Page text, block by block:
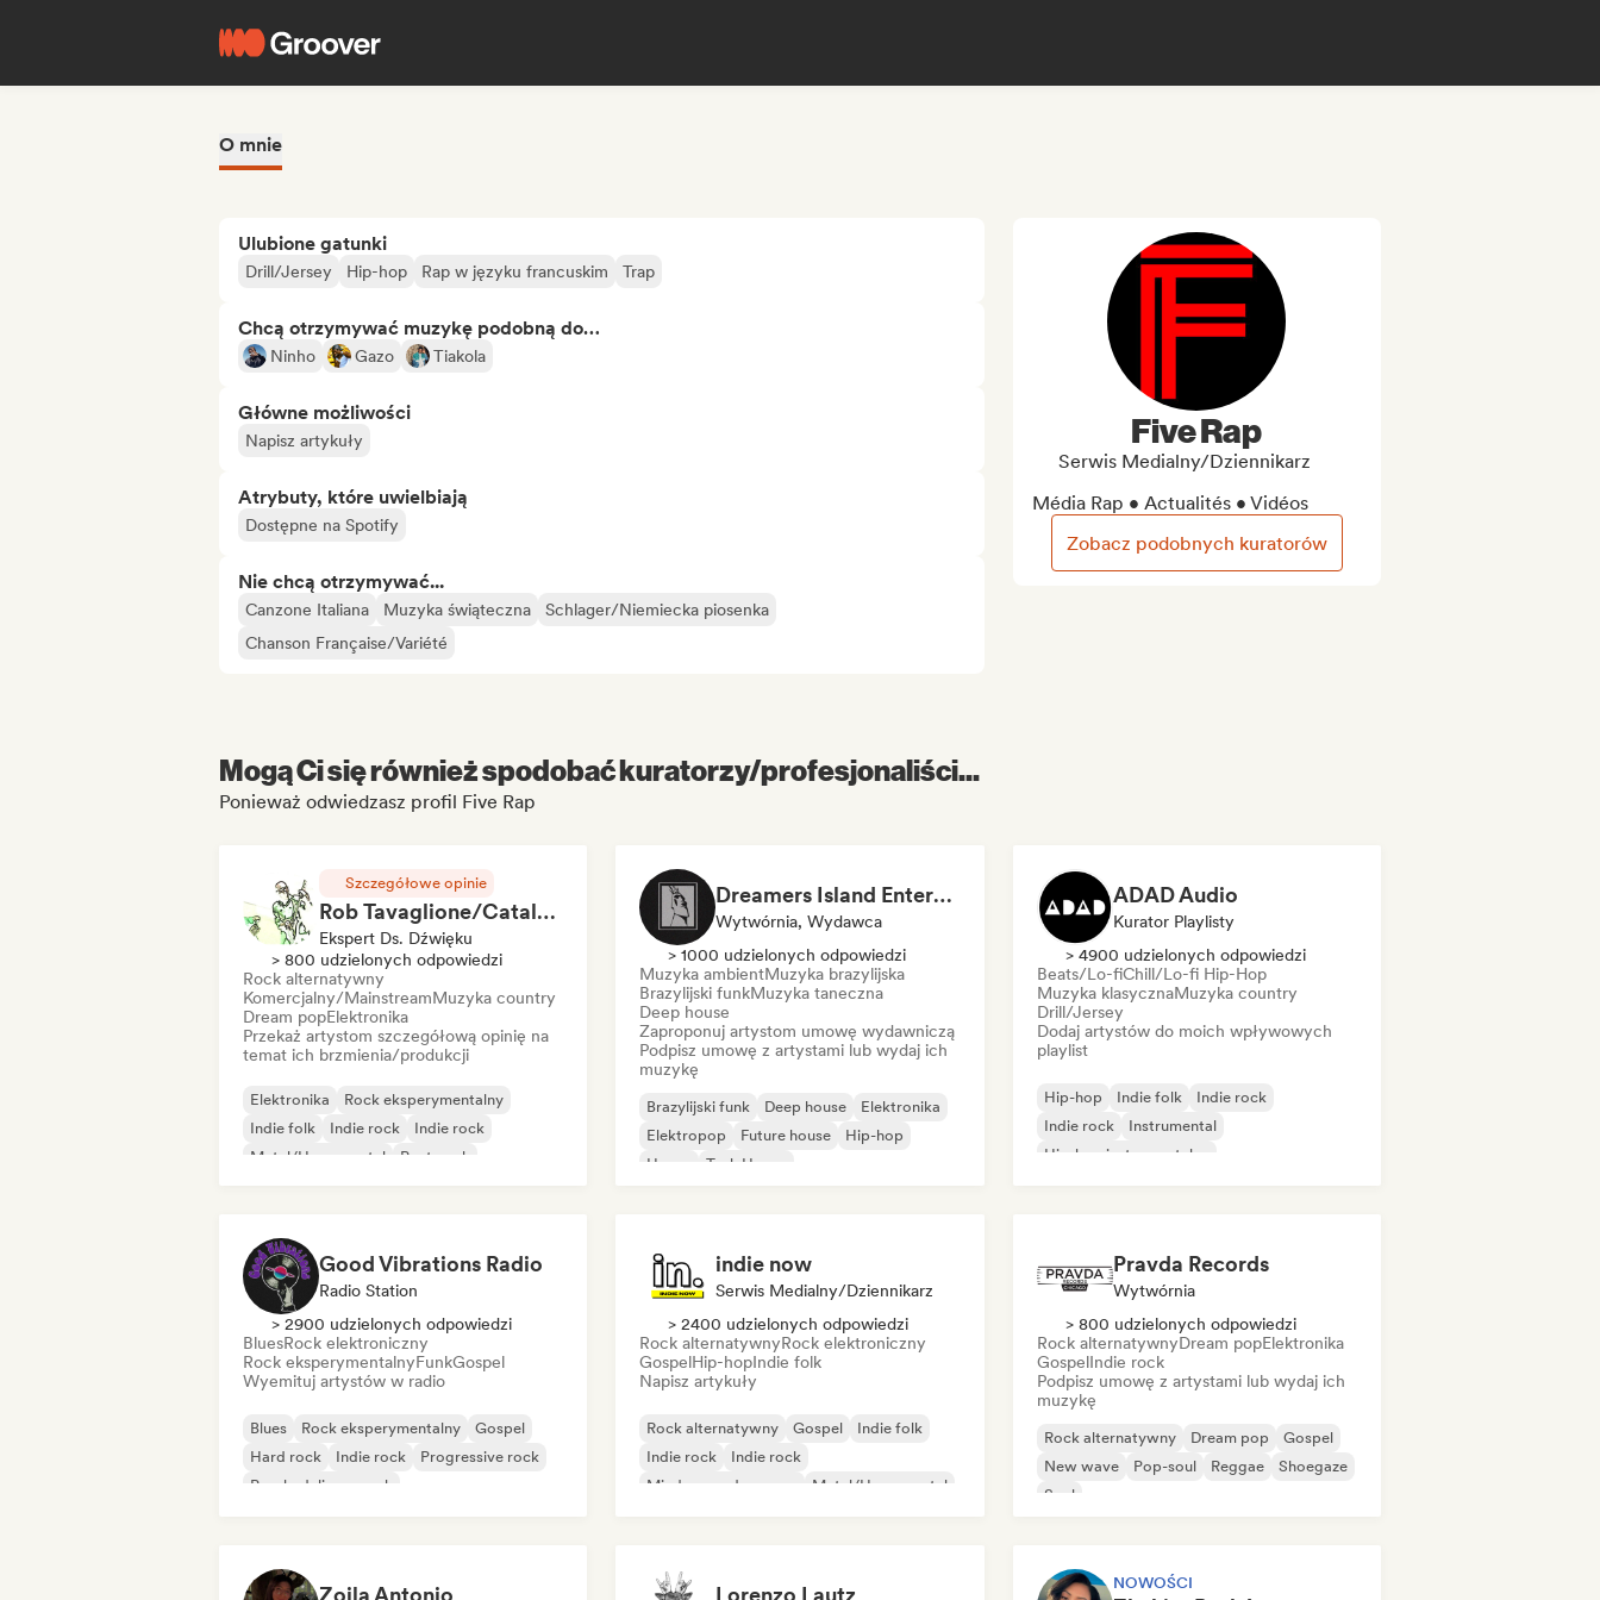
O mnie
Ulubione gatunki
Drill/Jersey Hip-hop Rap w języku francuskim Trap
Chcą otrzymywać muzykę podobną do…
Ninho Gazo Tiakola
Główne możliwości
Napisz artykuły
Atrybuty, które uwielbiają
Dostępne na Spotify
Nie chcą otrzymywać...
Canzone Italiana Muzyka świąteczna
Schlager/Niemiecka piosenka
Chanson Française/Variété
Five Rap
Serwis Medialny/Dziennikarz
Média Rap • Actualités • Vidéos
Zobacz podobnych kuratorów
Mogą Ci się również spodobać kuratorzy/profesjonaliści...
Ponieważ odwiedzasz profil Five Rap
Szczegółowe opinie
Rob Tavaglione/Catalyst Recording
Ekspert Ds. Dźwięku
> 800 udzielonych odpowiedzi
Rock alternatywny
Komercjalny/MainstreamMuzyka country
Dream popElektronika
Przekaż artystom szczegółową opinię na
temat ich brzmienia/produkcji
Elektronika
Rock eksperymentalny
Indie folk
Indie rock
Indie rock
Metal/Heavy metal
Post-rock
Dreamers Island Entertainment
Wytwórnia, Wydawca
> 1000 udzielonych odpowiedzi
Muzyka ambientMuzyka brazylijska
Brazylijski funkMuzyka taneczna
Deep house
Zaproponuj artystom umowę wydawniczą
Podpisz umowę z artystami lub wydaj ich
muzykę
Brazylijski funk Deep house
Elektronika
Elektropop
Future house
Hip-hop
House
Tech House
ADAD Audio
Kurator Playlisty
> 4900 udzielonych odpowiedzi
Beats/Lo-fiChill/Lo-fi Hip-Hop
Muzyka klasycznaMuzyka country
Drill/Jersey
Dodaj artystów do moich wpływowych
playlist
Hip-hop Indie folk
Indie rock
Indie rock
Instrumental
Hip-hop instrumentalny
Good Vibrations Radio
Radio Station
> 2900 udzielonych odpowiedzi
BluesRock elektroniczny
Rock eksperymentalnyFunkGospel
Wyemituj artystów w radio
Blues Rock eksperymentalny
Gospel
Hard rock
Indie rock
Progressive rock
Psychedeliczny rock
indie now
Serwis Medialny/Dziennikarz
> 2400 udzielonych odpowiedzi
Rock alternatywnyRock elektroniczny
GospelHip-hopIndie folk
Napisz artykuły
Rock alternatywny Gospel
Indie folk
Indie rock
Indie rock
Międzynarodowy rap
Metal/Heavy metal
Pravda Records
Wytwórnia
> 800 udzielonych odpowiedzi
Rock alternatywnyDream popElektronika
GospelIndie rock
Podpisz umowę z artystami lub wydaj ich
muzykę
Rock alternatywny Dream pop
Gospel
New wave
Pop-soul Reggae
Shoegaze
Soul
Zoila Antonio Lorenzo Lautz NOWOŚCI